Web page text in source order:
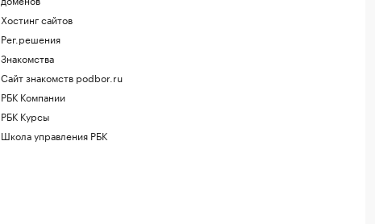
Хостинг сайтов
Рег.решения
Знакомства
Сайт знакомств podbor.ru
РБК Компании
РБК Курсы
Школа управления РБК